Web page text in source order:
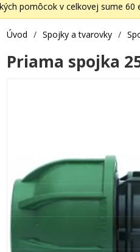
pomôcok v celkovej sume
Úvod / Spojky a tvarovky /
Priama spojka